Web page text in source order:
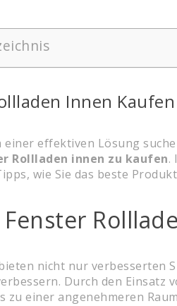
Innen
einer effektiven Lösung
Rollladen innen zu kaufen.
wie Sie das beste
nicht nur verbesserten
Durch den Einsatz
zu einer angenehmeren